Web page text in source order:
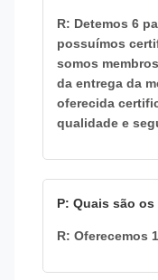
R: Detemos 6
possuímos
somos
da entrega da
oferecida
qualidade e
P: Quais são
R: Oferecemos